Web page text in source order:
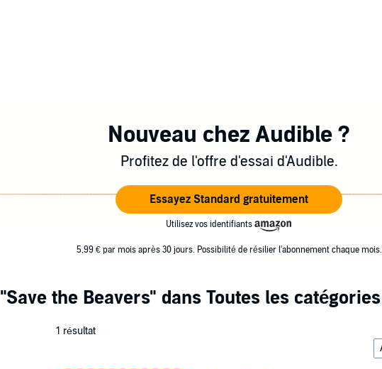
Nouveau chez Audible ?
Profitez de l'offre d'essai d'Audible.
Essayez Standard gratuitement
Utilisez vos identifiants
5,99 € par mois après 30 jours. Possibilité de résilier l'abonnement chaque mois.
"Save the Beavers" dans Toutes les catégories
1 résultat